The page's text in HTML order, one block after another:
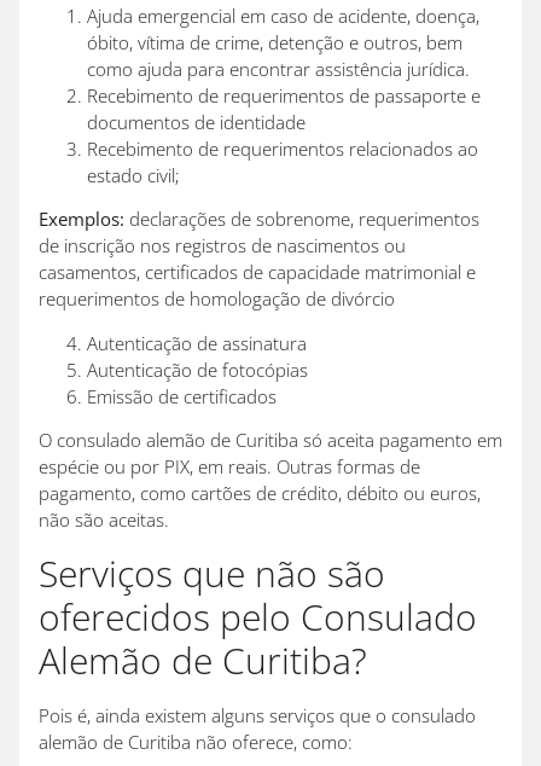
Ajuda emergencial em caso de acidente, doença,
óbito, vítima de crime, detenção e outros, bem
como ajuda para encontrar assistência jurídica.
Recebimento de requerimentos de passaporte e
documentos de identidade
Recebimento de requerimentos relacionados ao
estado civil;
Exemplos: declarações de sobrenome, requerimentos
de inscrição nos registros de nascimentos ou
casamentos, certificados de capacidade matrimonial e
requerimentos de homologação de divórcio
Autenticação de assinatura
Autenticação de fotocópias
Emissão de certificados
O consulado alemão de Curitiba só aceita pagamento em
espécie ou por PIX, em reais. Outras formas de
pagamento, como cartões de crédito, débito ou euros,
não são aceitas.
Serviços que não são
oferecidos pelo Consulado
Alemão de Curitiba?
Pois é, ainda existem alguns serviços que o consulado
alemão de Curitiba não oferece, como: